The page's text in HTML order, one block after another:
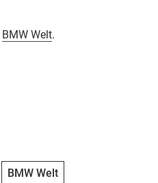
BMW Welt.
BMW Welt